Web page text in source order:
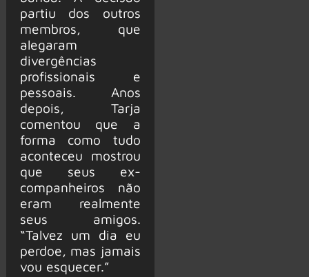
partiu dos outros
membros, que
alegaram
divergências
profissionais e
pessoais. Anos
depois, Tarja
comentou que a
forma como tudo
aconteceu mostrou
que seus ex-
companheiros não
eram realmente
seus amigos.
“Talvez um dia eu
perdoe, mas jamais
vou esquecer.”